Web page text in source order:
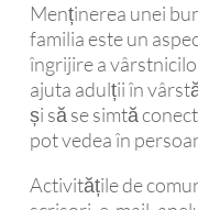
Menținerea unei
familia este un
îngrijire a
ajuta adulții în
și să se simtă
pot vedea în
Activitățile de